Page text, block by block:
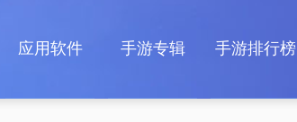
应用软件 手游专辑 手游排行榜